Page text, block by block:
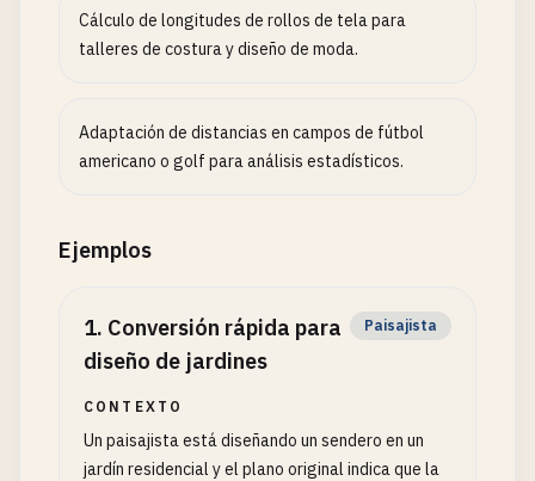
Cálculo de longitudes de rollos de tela para
talleres de costura y diseño de moda.
Adaptación de distancias en campos de fútbol
americano o golf para análisis estadísticos.
Ejemplos
1. Conversión rápida para
diseño de jardines
Paisajista
CONTEXTO
Un paisajista está diseñando un sendero en un
jardín residencial y el plano original indica que la